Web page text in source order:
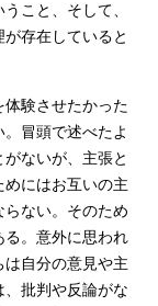
こと、そして、
存在していると
験させたかった
冒頭で述べたよ
ないが、主張と
にはお互いの主
ない。そのため
る。意外に思われ
自分の意見や主
批判や反論がな